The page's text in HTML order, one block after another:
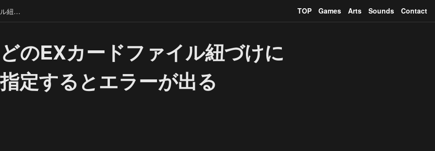
完全体などのEXカードファイル紐づけに融合体を指定するとエラーが出る TOP Games Arts Sounds Contact
のEXカードファイル紐づけに
定するとエラーが出る